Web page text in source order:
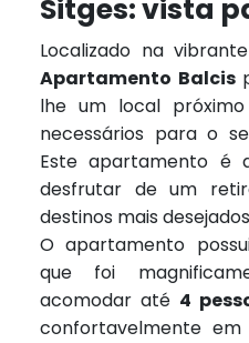
Sitges: vista
Localizado na
Apartamento Balcis
lhe um local
necessários para o
Este apartamento é
desfrutar de um
destinos mais
O apartamento
que foi
acomodar até 4
confortavelmente em